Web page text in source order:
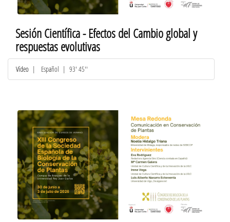
Sesión Científica - Efectos del Cambio global y
respuestas evolutivas
Vídeo | Español | 93' 45''